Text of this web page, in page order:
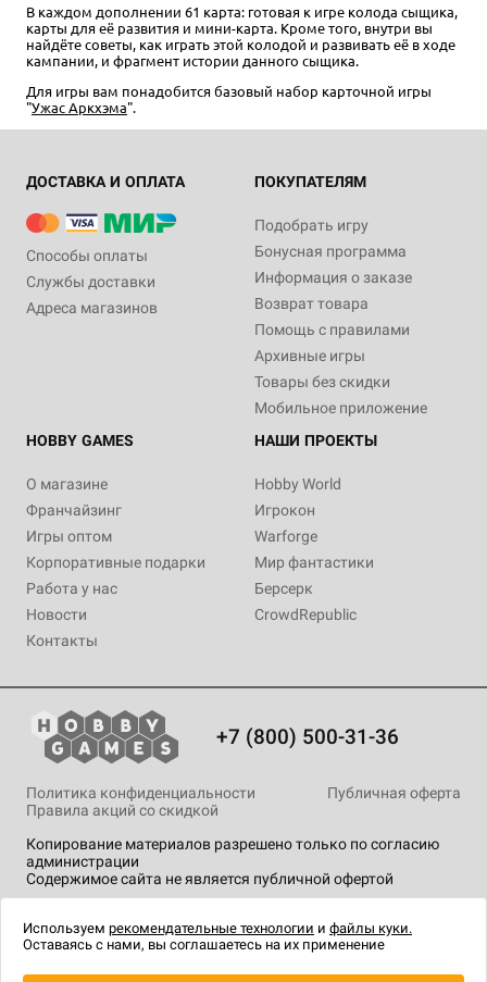
В каждом дополнении 61 карта: готовая к игре колода сыщика,
карты для её развития и мини-карта. Кроме того, внутри вы
найдёте советы, как играть этой колодой и развивать её в ходе
кампании, и фрагмент истории данного сыщика.
Для игры вам понадобится базовый набор карточной игры
"Ужас Аркхэма".
ДОСТАВКА И ОПЛАТА
Способы оплаты
Службы доставки
Адреса магазинов
ПОКУПАТЕЛЯМ
Подобрать игру
Бонусная программа
Информация о заказе
Возврат товара
Помощь с правилами
Архивные игры
Товары без скидки
Мобильное приложение
HOBBY GAMES
О магазине
Франчайзинг
Игры оптом
Корпоративные подарки
Работа у нас
Новости
Контакты
НАШИ ПРОЕКТЫ
Hobby World
Игрокон
Warforge
Мир фантастики
Берсерк
CrowdRepublic
+7 (800) 500-31-36
Копирование материалов разрешено только по согласию
администрации
Содержимое сайта не является публичной офертой
Политика конфиденциальности
Публичная оферта
Правила акций со скидкой
технологии .
Используем рекомендательные технологии и файлы куки.
Оставаясь с нами, вы соглашаетесь на их применение